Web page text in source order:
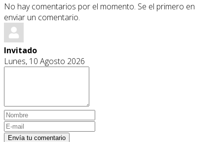
No hay comentarios por el momento. Se el primero en
enviar un comentario.
Invitado
Lunes, 10 Agosto 2026
Envía tu comentario